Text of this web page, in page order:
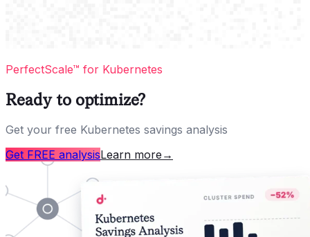
PerfectScale™ for Kubernetes
Ready to optimize?
Get your free Kubernetes savings analysis
Get FREE analysisLearn more →